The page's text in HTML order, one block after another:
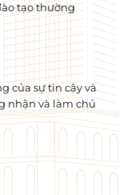
tạo thường
của sự tin cậy và
nhận và làm chủ